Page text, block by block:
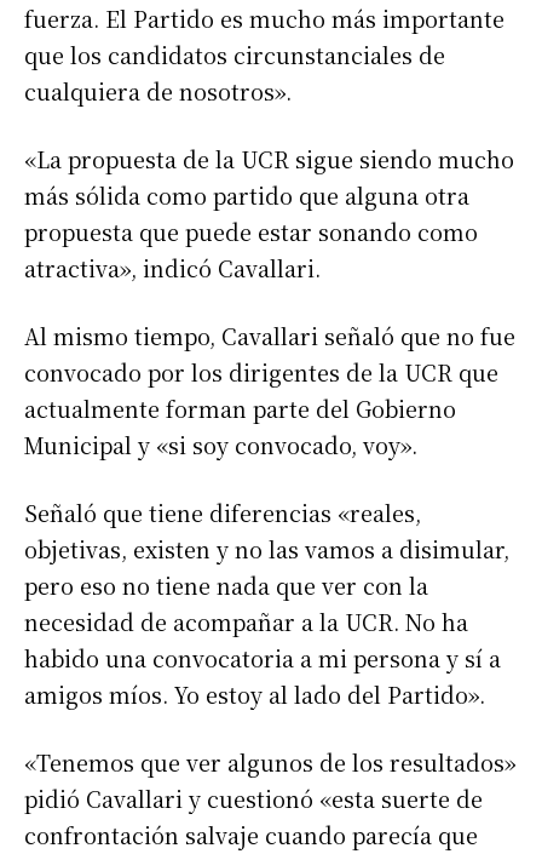
Suscribirme gratis
Dirección de correo electrónico*
Apellidos
Número de teléfono
fuerza. El Partido es mucho más importante
que los candidatos circunstanciales de
cualquiera de nosotros».
«La propuesta de la UCR sigue siendo mucho
más sólida como partido que alguna otra
propuesta que puede estar sonando como
atractiva», indicó Cavallari.
Al mismo tiempo, Cavallari señaló que no fue
convocado por los dirigentes de la UCR que
actualmente forman parte del Gobierno
Municipal y «si soy convocado, voy».
Señaló que tiene diferencias «reales,
objetivas, existen y no las vamos a disimular,
pero eso no tiene nada que ver con la
necesidad de acompañar a la UCR. No ha
habido una convocatoria a mi persona y sí a
amigos míos. Yo estoy al lado del Partido».
«Tenemos que ver algunos de los resultados»
pidió Cavallari y cuestionó «esta suerte de
confrontación salvaje cuando parecía que